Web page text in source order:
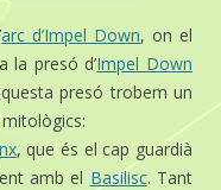
arc d’Impel Down, on el
la presó d’Impel Down
presó trobem un
, que és el cap guardià
amb el Basilisc. Tant